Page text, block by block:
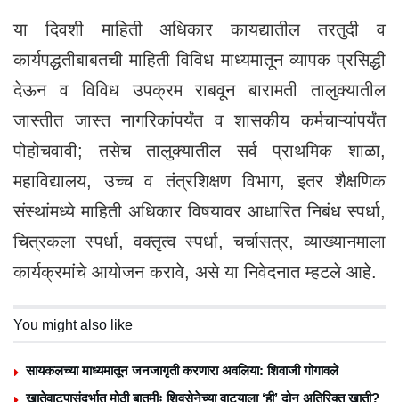
या दिवशी माहिती अधिकार कायद्यातील तरतुदी व
कार्यपद्धतीबाबतची माहिती विविध माध्यमातून व्यापक प्रसिद्धी
देऊन व विविध उपक्रम राबवून बारामती तालुक्यातील
जास्तीत जास्त नागरिकांपर्यंत व शासकीय कर्मचाऱ्यांपर्यंत
पोहोचवावी; तसेच तालुक्यातील सर्व प्राथमिक शाळा,
महाविद्यालय, उच्च व तंत्रशिक्षण विभाग, इतर शैक्षणिक
संस्थांमध्ये माहिती अधिकार विषयावर आधारित निबंध स्पर्धा,
चित्रकला स्पर्धा, वक्तृत्व स्पर्धा, चर्चासत्र, व्याख्यानमाला
कार्यक्रमांचे आयोजन करावे, असे या निवेदनात म्हटले आहे.
You might also like
सायकलच्या माध्यमातून जनजागृती करणारा अवलिया: शिवाजी गोगावले
खातेवाटपासंदर्भात मोठी बातमीः शिवसेनेच्या वाट्याला ‘ही’ दोन अतिरिक्त खाती?